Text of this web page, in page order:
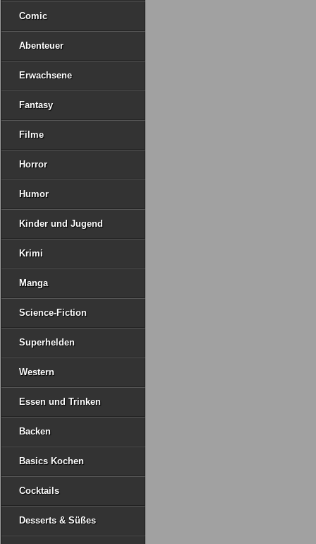
Comic
Abenteuer
Erwachsene
Fantasy
Filme
Horror
Humor
Kinder und Jugend
Krimi
Manga
Science-Fiction
Superhelden
Western
Essen und Trinken
Backen
Basics Kochen
Cocktails
Desserts & Süßes